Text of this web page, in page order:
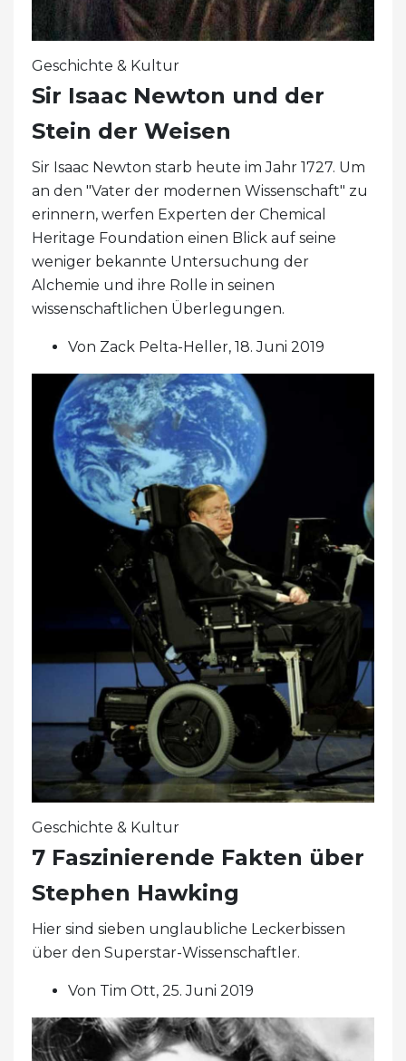
Geschichte & Kultur
Sir Isaac Newton und der
Stein der Weisen
Sir Isaac Newton starb heute im Jahr 1727. Um
an den "Vater der modernen Wissenschaft" zu
erinnern, werfen Experten der Chemical
Heritage Foundation einen Blick auf seine
weniger bekannte Untersuchung der
Alchemie und ihre Rolle in seinen
wissenschaftlichen Überlegungen.
Von Zack Pelta-Heller, 18. Juni 2019
Geschichte & Kultur
7 Faszinierende Fakten über
Stephen Hawking
Hier sind sieben unglaubliche Leckerbissen
über den Superstar-Wissenschaftler.
Von Tim Ott, 25. Juni 2019